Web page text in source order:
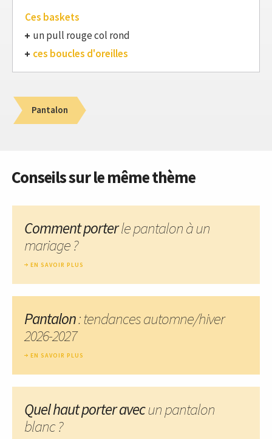
Ces baskets
un pull rouge col rond
ces boucles d'oreilles
Pantalon
Conseils sur le même thème
Comment porterle pantalon à un
mariage ?
EN SAVOIR PLUS
Pantalon: tendances automne/hiver
2026-2027
EN SAVOIR PLUS
Quel haut porter avecun pantalon
blanc ?